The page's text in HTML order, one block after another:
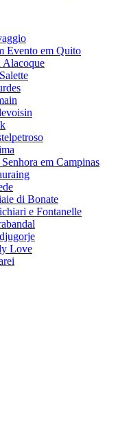
Evento em Quito
Alacoque
em Campinas
di Bonate
e Fontanelle
Love